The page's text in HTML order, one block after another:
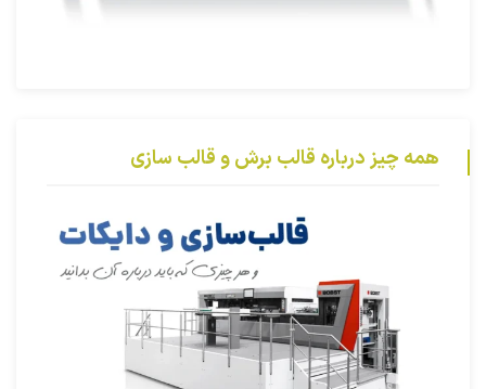
همه چیز درباره قالب برش و قالب سازی